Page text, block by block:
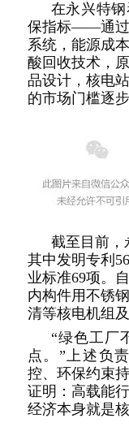
在永兴特
保指标——通过
系统，能源成
酸回收技术，
品设计，核电
的市场门槛逐步
截至目前，
其中发明专利
业标准69项。
内构件用不锈
清等核电机组
“绿色工厂
点。”上述负
控、环保约束
证明：高载能
经济本身就是